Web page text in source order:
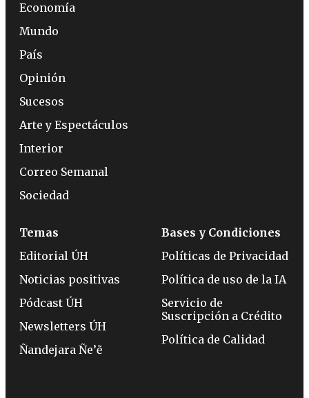
Economía
Mundo
País
Opinión
Sucesos
Arte y Espectáculos
Interior
Correo Semanal
Sociedad
Temas
Editorial ÚH
Noticias positivas
Pódcast ÚH
Newsletters ÚH
Ñandejara Ñe’ẽ
Bases y Condiciones
Políticas de Privacidad
Política de uso de la IA
Servicio de
Suscripción a Crédito
Política de Calidad